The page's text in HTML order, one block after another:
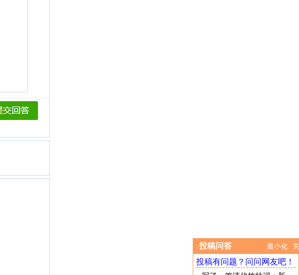
投稿问答 最小化
投稿有问题？问问网友吧！